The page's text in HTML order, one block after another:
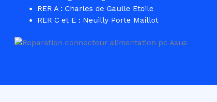
RER A : Charles de Gaulle Etoile
RER C et E : Neuilly Porte Maillot